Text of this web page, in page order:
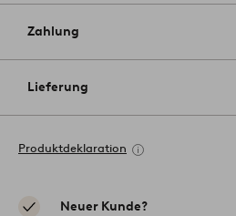
Zahlung
Lieferung
Produktdeklaration
Neuer Kunde?